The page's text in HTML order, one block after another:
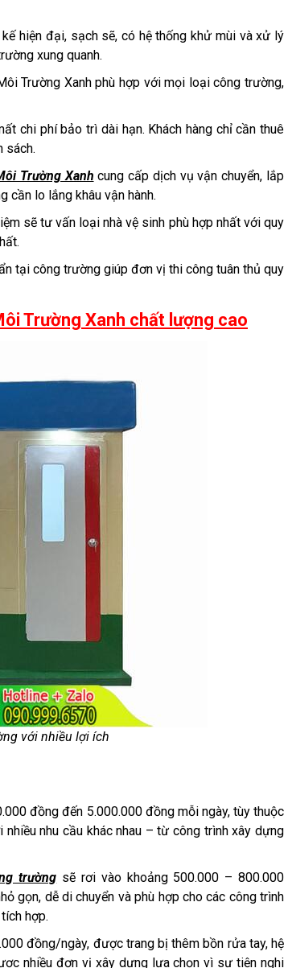
hiện đại, sạch sẽ, có hệ thống khử mùi và xử lý
xung quanh.
Trường Xanh phù hợp với mọi loại công trường,
chi phí bảo trì dài hạn. Khách hàng chỉ cần thuê
sách.
Trường Xanh cung cấp dịch vụ vận chuyển, lắp
cần lo lắng khâu vận hành.
sẽ tư vấn loại nhà vệ sinh phù hợp nhất với quy
tại công trường giúp đơn vị thi công tuân thủ quy
Trường Xanh chất lượng cao
với nhiều lợi ích
đồng đến 5.000.000 đồng mỗi ngày, tùy thuộc
nhu cầu khác nhau – từ công trình xây dựng
trường sẽ rơi vào khoảng 500.000 – 800.000
gọn, dễ di chuyển và phù hợp cho các công trình
hợp.
đồng/ngày, được trang bị thêm bồn rửa tay, hệ
nhiều đơn vị xây dựng lựa chọn vì sự tiện nghi